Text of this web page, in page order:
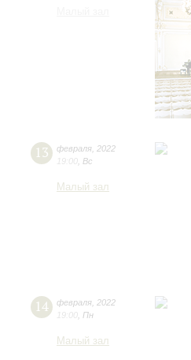
13 февраля 2022
19:00 Вс
Малый зал
14 февраля 2022
19:00 Пн
Малый зал